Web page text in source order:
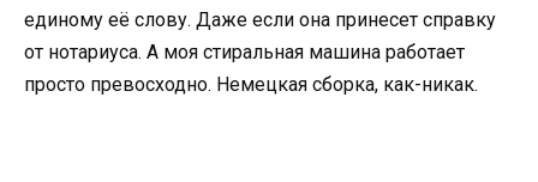
единому её слову. Даже если она принесет справку
от нотариуса. А моя стиральная машина работает
просто превосходно. Немецкая сборка, как-никак.